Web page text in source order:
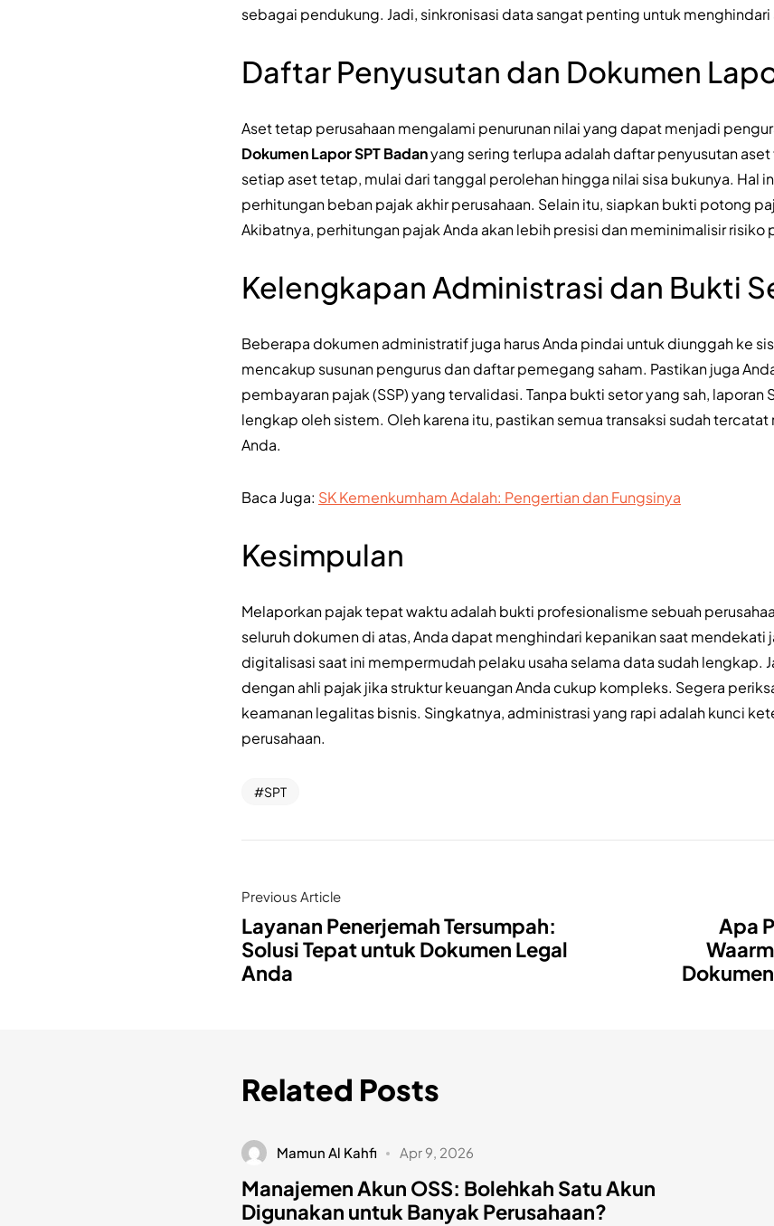
sebagai pendukung. Jadi, sinkronisasi data sangat penting untuk menghindari
Daftar Penyusutan dan Dokumen
Aset tetap perusahaan mengalami penurunan nilai yang dapat menjadi
Dokumen Lapor SPT Badanyang sering terlupa adalah daftar penyusutan
setiap aset tetap, mulai dari tanggal perolehan hingga nilai sisa bukunya. Hal
perhitungan beban pajak akhir perusahaan. Selain itu, siapkan bukti potong
Akibatnya, perhitungan pajak Anda akan lebih presisi dan meminimalisir risiko
Kelengkapan Administrasi dan Bukti
Beberapa dokumen administratif juga harus Anda pindai untuk diunggah ke
mencakup susunan pengurus dan daftar pemegang saham. Pastikan juga
pembayaran pajak (SSP) yang tervalidasi. Tanpa bukti setor yang sah, laporan
lengkap oleh sistem. Oleh karena itu, pastikan semua transaksi sudah
Anda.
Baca Juga: SK Kemenkumham Adalah: Pengertian dan Fungsinya
Kesimpulan
Melaporkan pajak tepat waktu adalah bukti profesionalisme sebuah
seluruh dokumen di atas, Anda dapat menghindari kepanikan saat mendekati
digitalisasi saat ini mempermudah pelaku usaha selama data sudah lengkap.
dengan ahli pajak jika struktur keuangan Anda cukup kompleks. Segera
keamanan legalitas bisnis. Singkatnya, administrasi yang rapi adalah kunci
perusahaan.
SPT
Previous Article
Layanan Penerjemah Tersumpah:
Solusi Tepat untuk Dokumen Legal
Anda
Apa
Related Posts
Mamun Al Kahfi Apr 9, 2026
Manajemen Akun OSS: Bolehkah Satu Akun
Digunakan untuk Banyak Perusahaan?